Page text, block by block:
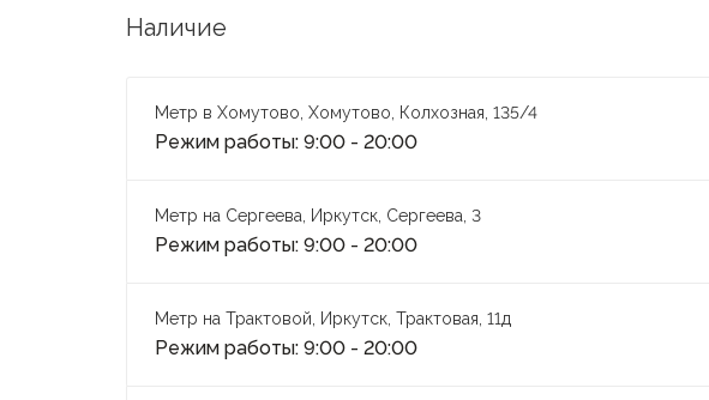
Наличие
Метр в Хомутово, Хомутово, Колхозная, 135/4
Режим работы: 9:00 - 20:00
Метр на Сергеева, Иркутск, Сергеева, 3
Режим работы: 9:00 - 20:00
Метр на Трактовой, Иркутск, Трактовая, 11д
Режим работы: 9:00 - 20:00